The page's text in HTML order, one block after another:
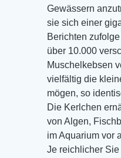
Gewässern
sie sich einer
Berichten
über 10.000
Muschelkebsen
vielfältig die
mögen, so
Die Kerlchen
von Algen,
im Aquarium vor
Je reichlicher